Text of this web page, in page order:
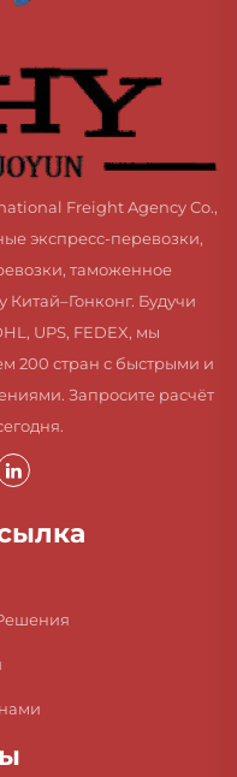
Freight Agency Co.,
экспресс-перевозки,
таможенное
Будучи
UPS, FEDEX, мы
200 стран с быстрыми и
Запросите расчёт